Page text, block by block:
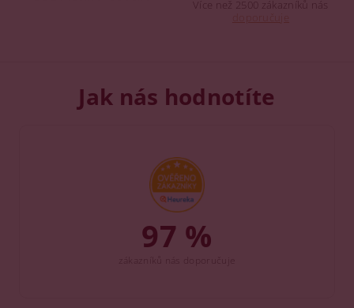
Více než 2500 zákazníků nás
Jak nás hodnotíte
97 %